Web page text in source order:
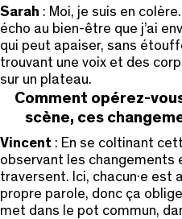
Sarah : Moi, je suis en
écho au bien-être que j’ai
qui peut apaiser, sans
trouvant une voix et des
sur un plateau.
Comment opérez-
scène, ces
Vincent : En se coltinant
observant les changements
traversent. Ici, chacun·e est
propre parole, donc ça
met dans le pot commun,